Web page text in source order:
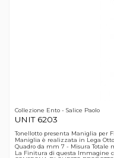
Collezione Ento - Salice Paolo
UNIT 6203
Tonellotto presenta Maniglia per
Maniglia è realizzata in Lega
Quadro da mm 7 - Misura Totale
La Finitura di questa Immagine